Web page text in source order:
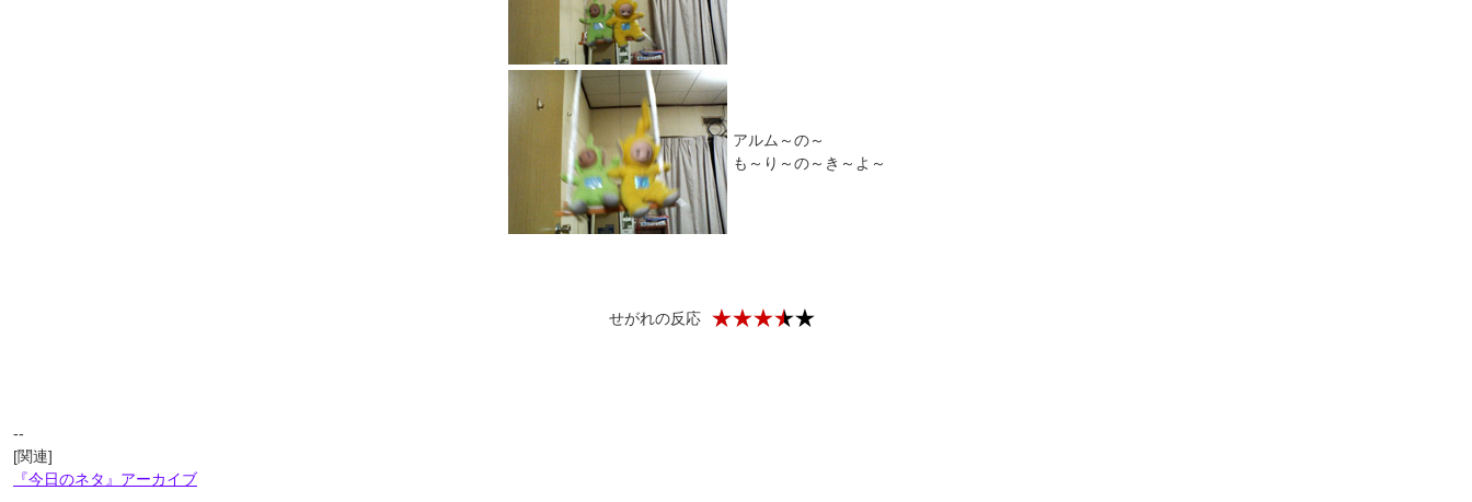
アルム～の～
も～り～の～き～よ～
せがれの反応
--
[関連]
『今日のネタ』アーカイブ